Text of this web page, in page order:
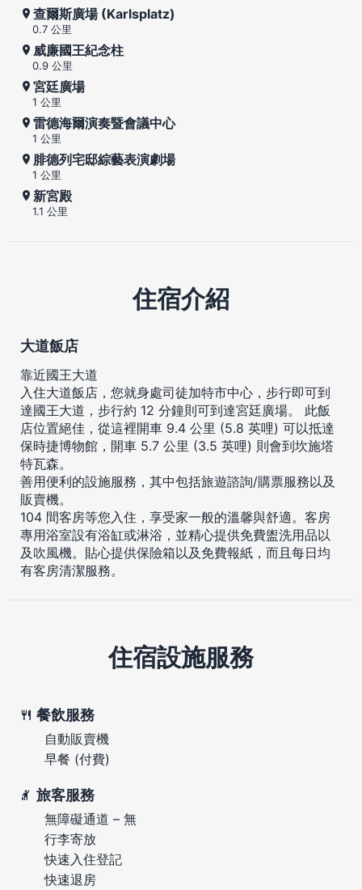
查爾斯廣場 (Karlsplatz)
0.7 公里
威廉國王紀念柱
0.9 公里
宮廷廣場
1 公里
雷德海爾演奏暨會議中心
1 公里
腓德列宅邸綜藝表演劇場
1 公里
新宮殿
1.1 公里
住宿介紹
大道飯店
靠近國王大道
入住大道飯店，您就身處司徒加特市中心，步行即可到
達國王大道，步行約 12 分鐘則可到達宮廷廣場。 此飯
店位置絕佳，從這裡開車 9.4 公里 (5.8 英哩) 可以抵達
保時捷博物館，開車 5.7 公里 (3.5 英哩) 則會到坎施塔
特瓦森。
善用便利的設施服務，其中包括旅遊諮詢/購票服務以及
販賣機。
104 間客房等您入住，享受家一般的溫馨與舒適。客房
專用浴室設有浴缸或淋浴，並精心提供免費盥洗用品以
及吹風機。貼心提供保險箱以及免費報紙，而且每日均
有客房清潔服務。
住宿設施服務
餐飲服務
自動販賣機
早餐 (付費)
旅客服務
無障礙通道 – 無
行李寄放
快速入住登記
快速退房